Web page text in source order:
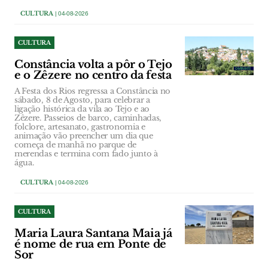
CULTURA| 04-08-2026
CULTURA
Constância volta a pôr o Tejo
e o Zêzere no centro da festa
A Festa dos Rios regressa a Constância no
sábado, 8 de Agosto, para celebrar a
ligação histórica da vila ao Tejo e ao
Zêzere. Passeios de barco, caminhadas,
folclore, artesanato, gastronomia e
animação vão preencher um dia que
começa de manhã no parque de
merendas e termina com fado junto à
água.
CULTURA| 04-08-2026
CULTURA
Maria Laura Santana Maia já
é nome de rua em Ponte de
Sor